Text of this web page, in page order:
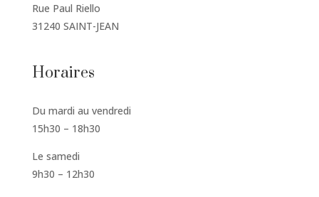
Rue Paul Riello
31240 SAINT-JEAN
Horaires
Du mardi au vendredi
15h30 – 18h30
Le samedi
9h30 – 12h30